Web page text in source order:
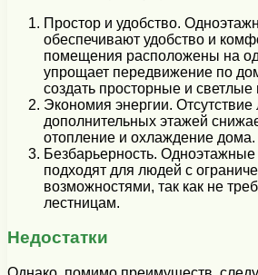
Простор и удобство.
обеспечивают удобство и
помещения расположены на
упрощает передвижение по
создать просторные и светлые
Экономия энергии. Отсутствие
дополнительных этажей
отопление и охлаждение дома.
Безбарьерность.
подходят для людей с
возможностями, так как не
лестницам.
Недостатки